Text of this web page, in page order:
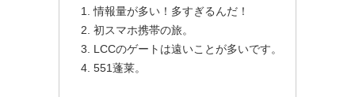
情報量が多い！多すぎるんだ！
初スマホ携帯の旅。
LCCのゲートは遠いことが多いです。
551蓬莱。